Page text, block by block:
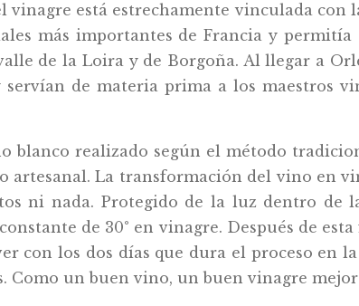
vinagre está estrechamente vinculada con
más importantes de Francia y
de la Loira y de Borgoña. Al llegar a
servían de materia prima a los maestros
blanco realizado según el método
artesanal. La transformación del vino en
ni nada. Protegido de la luz dentro de
de 30° en vinagre. Después de
con los dos días que dura el proceso en
Como un buen vino, un buen vinagre